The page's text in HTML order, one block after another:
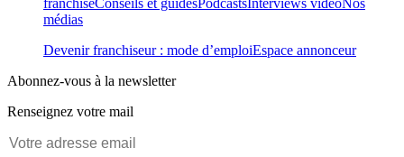
médias
Devenir franchiseur : mode d’emploiEspace annonceur
Abonnez-vous à la newsletter
Renseignez votre mail